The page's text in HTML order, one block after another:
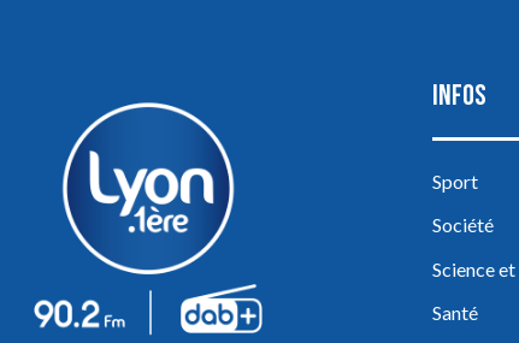
INFOS
Sport
Société
Science
Santé